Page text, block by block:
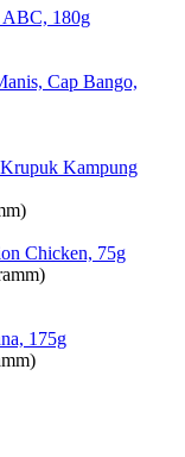
ABC, 180g
Cap Bango,
Krupuk Kampung
Chicken, 75g
175g